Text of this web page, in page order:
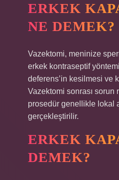
ERKEK
NE DEMEK?
Vazektomi, meninize
erkek kontraseptif
deferens’in kesilmesi ve
Vazektomi sonrası sorun
prosedür genellikle lokal
gerçekleştirilir.
ERKEK
DEMEK?